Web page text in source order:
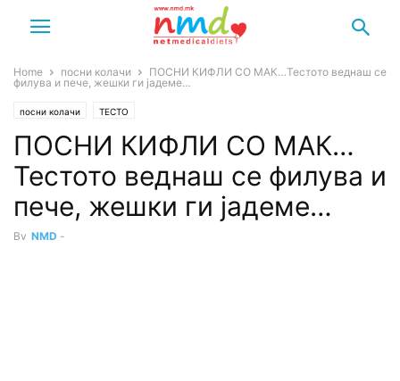
Home посни колачи
ПОСНИ КИФЛИ СО МАК…Тестото веднаш се
филува и пече, жешки ги јадеме…
посни колачи ТЕСТО
ПОСНИ КИФЛИ СО МАК…
Тестото веднаш се филува и
пече, жешки ги јадеме…
By NMD -